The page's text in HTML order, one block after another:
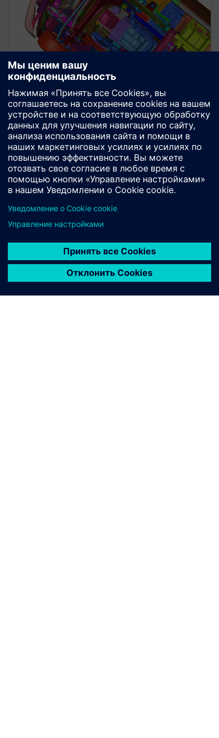
Simcenter Hypermesh
Robust FEA pre‑ and post‑processor with
AI‑augmented workflows, next‑gen design and
optimization and an open, programmable interface.